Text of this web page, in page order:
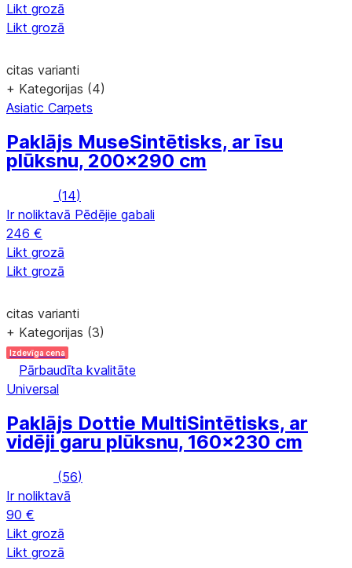
Likt grozā
Likt grozā
citas varianti
+ Kategorijas (4)
Asiatic Carpets
Paklājs MuseSintētisks, ar īsu
plūksnu, 200x290 cm
(14)
Ir noliktavā Pēdējie gabali
246 €
Likt grozā
Likt grozā
citas varianti
+ Kategorijas (3)
Izdevīga cena
Pārbaudīta kvalitāte
Universal
Paklājs Dottie MultiSintētisks, ar
vidēji garu plūksnu, 160x230 cm
(56)
Ir noliktavā
90 €
Likt grozā
Likt grozā